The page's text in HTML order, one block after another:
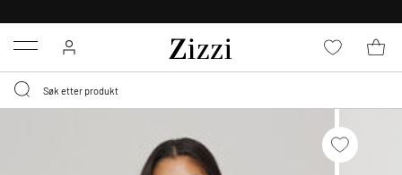
Menu